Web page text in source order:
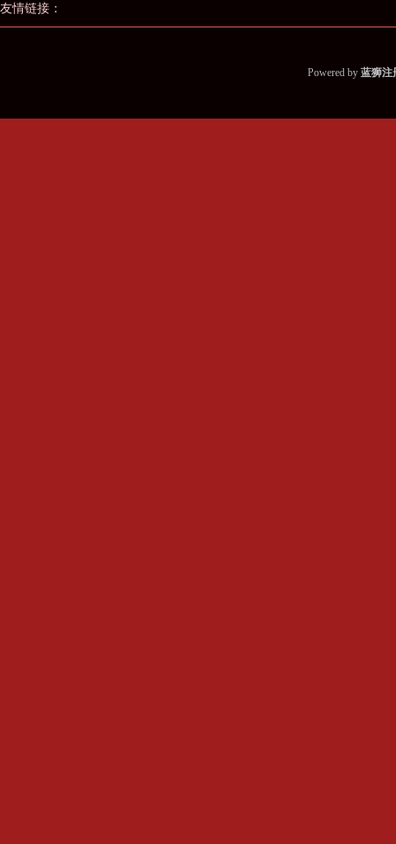
友情链接：
Powered by 蓝狮注